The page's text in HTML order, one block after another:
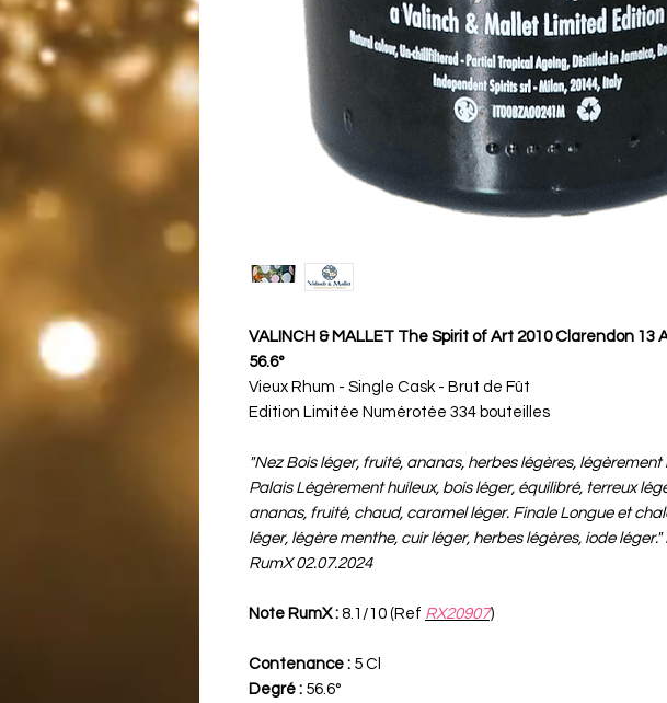
VALINCH & MALLET The Spirit of Art 2010 Clarendon 13
56.6°
Vieux Rhum - Single Cask - Brut de Fût
Edition Limitée Numérotée 334 bouteilles
"Nez Bois léger, fruité, ananas, herbes légères,
Palais Légèrement huileux, bois léger, équilibré, terreux
ananas, fruité, chaud, caramel léger. Finale Longue et
léger, légère menthe, cuir léger, herbes légères, iode léger."
RumX 02.07.2024
Note RumX : 8.1/10 (Ref RX20907)
Contenance : 5 Cl
Degré : 56.6°